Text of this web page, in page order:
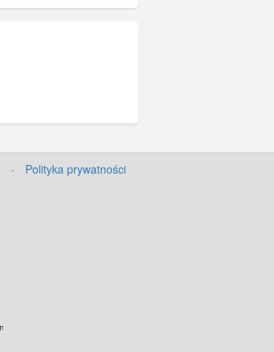
· Polityka prywatności